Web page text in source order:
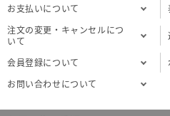
お支払いについて
注文の変更・キャンセルにつ
いて
会員登録について
お問い合わせについて